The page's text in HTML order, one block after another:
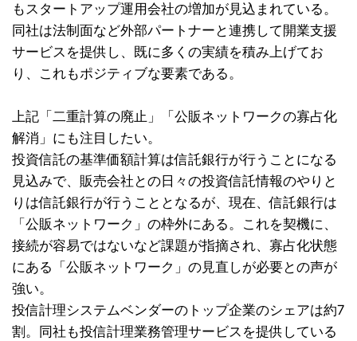
もスタートアップ運用会社の増加が見込まれている。
同社は法制面など外部パートナーと連携して開業支援
サービスを提供し、既に多くの実績を積み上げてお
り、これもポジティブな要素である。
上記「二重計算の廃止」「公販ネットワークの寡占化
解消」にも注目したい。
投資信託の基準価額計算は信託銀行が行うことになる
見込みで、販売会社との日々の投資信託情報のやりと
りは信託銀行が行うこととなるが、現在、信託銀行は
「公販ネットワーク」の枠外にある。これを契機に、
接続が容易ではないなど課題が指摘され、寡占化状態
にある「公販ネットワーク」の見直しが必要との声が
強い。
投信計理システムベンダーのトップ企業のシェアは約7
割。同社も投信計理業務管理サービスを提供している